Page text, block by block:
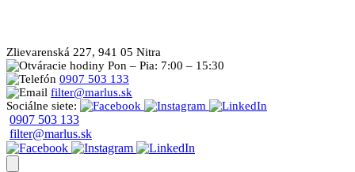
Zlievarenská 227, 941 05 Nitra
Pon – Pia: 7:00 – 15:30
0907 503 133
filter@marlus.sk
Sociálne siete:
0907 503 133
filter@marlus.sk